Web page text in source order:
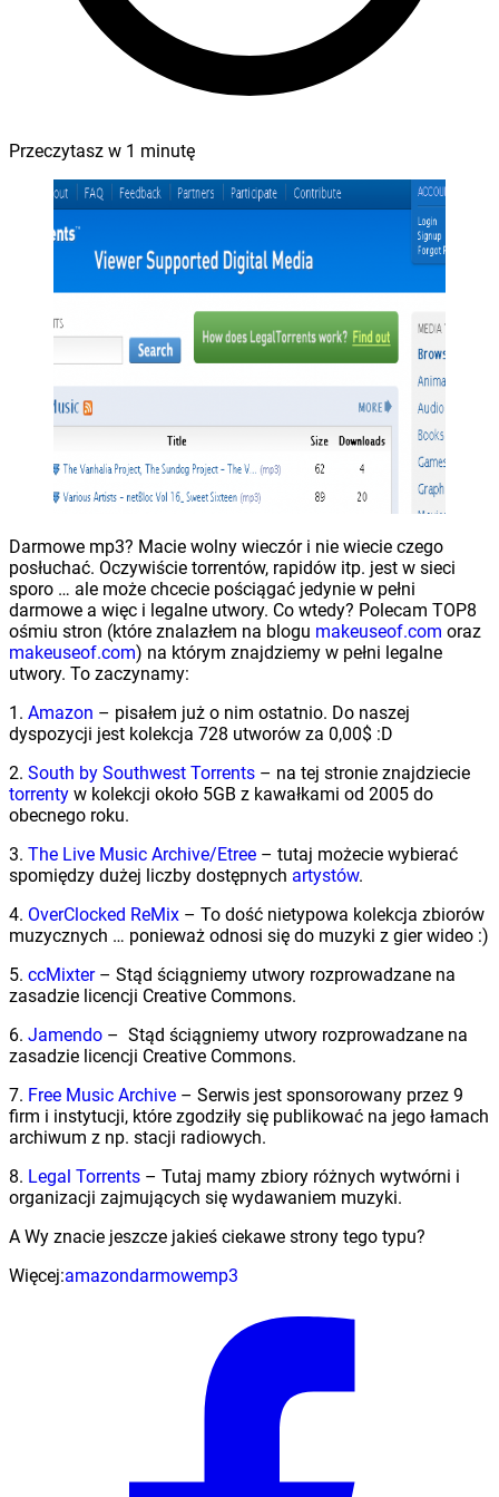
Przeczytasz w 1 minutę
Darmowe mp3? Macie wolny wieczór i nie wiecie czego
posłuchać. Oczywiście torrentów, rapidów itp. jest w sieci
sporo … ale może chcecie pościągać jedynie w pełni
darmowe a więc i legalne utwory. Co wtedy? Polecam TOP8
ośmiu stron (które znalazłem na blogu makeuseof.com oraz
makeuseof.com) na którym znajdziemy w pełni legalne
utwory. To zaczynamy:
1. Amazon – pisałem już o nim ostatnio. Do naszej
dyspozycji jest kolekcja 728 utworów za 0,00$ :D
2. South by Southwest Torrents – na tej stronie znajdziecie
torrenty w kolekcji około 5GB z kawałkami od 2005 do
obecnego roku.
3. The Live Music Archive/Etree – tutaj możecie wybierać
spomiędzy dużej liczby dostępnych artystów.
4. OverClocked ReMix – To dość nietypowa kolekcja zbiorów
muzycznych … ponieważ odnosi się do muzyki z gier wideo :)
5. ccMixter– Stąd ściągniemy utwory rozprowadzane na
zasadzie licencji Creative Commons.
6. Jamendo – Stąd ściągniemy utwory rozprowadzane na
zasadzie licencji Creative Commons.
7. Free Music Archive – Serwis jest sponsorowany przez 9
firm i instytucji, które zgodziły się publikować na jego łamach
archiwum z np. stacji radiowych.
8. Legal Torrents – Tutaj mamy zbiory różnych wytwórni i
organizacji zajmujących się wydawaniem muzyki.
A Wy znacie jeszcze jakieś ciekawe strony tego typu?
Więcej:amazondarmowemp3